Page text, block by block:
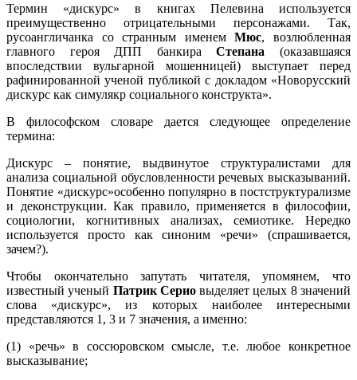
Термин «дискурс» в книгах Пелевина используется
преимущественно отрицательными персонажами. Так,
русоангличанка со странным именемМюс, возлюбленная
главного героя ДПП банкираСтепана (оказавшаяся
впоследствии вульгарной мошенницей) выступает перед
рафинированной ученой публикой с докладом «Новорусский
дискурс как симулякр социального конструкта».
В философском словаре дается следующее определение
термина:
Дискурс – понятие, выдвинутое структуралистами для
анализа социальной обусловленности речевых высказываний.
Понятие «дискурс»особенно популярно в постструктурализме
и деконструкции. Как правило, применяется в философии,
социологии, когнитивных анализах, семиотике. Нередко
используется просто как синоним «речи» (спрашивается,
зачем?).
Чтобы окончательно запутать читателя, упомянем, что
известный ученый Патрик Сериовыделяет целых 8 значений
слова «дискурс», из которых наиболее интересными
представляются 1, 3 и 7 значения, а именно:
(1) «речь» в соссюровском смысле, т.е. любое конкретное
высказывание;